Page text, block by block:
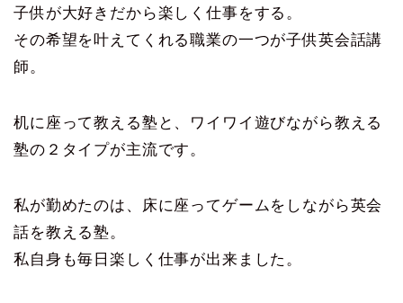
子供が大好きだから楽しく仕事をする。
その希望を叶えてくれる職業の一つが子供英会話講
師。
机に座って教える塾と、ワイワイ遊びながら教える
塾の２タイプが主流です。
私が勤めたのは、床に座ってゲームをしながら英会
話を教える塾。
私自身も毎日楽しく仕事が出来ました。